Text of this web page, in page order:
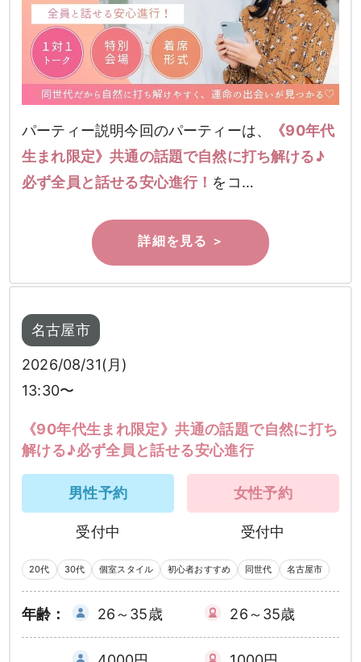
パーティー説明今回のパーティーは、
《90年代
生まれ限定》共通の話題で自然に打ち解ける♪
必ず全員と話せる安心進行！ をコ…
名古屋市
2026/08/31(月)
13:30〜
《90年代生まれ限定》共通の話題で自然に打ち
解ける♪必ず全員と話せる安心進行
男性予約
受付中
女性予約
受付中
20代 30代 個室スタイル 初心者おすすめ 同世代 名古屋市
年齢： 26～35歳 26～35歳